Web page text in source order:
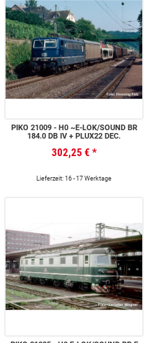
PIKO 21009 - H0 ~E-LOK/SOUND BR
184.0 DB IV + PLUX22 DEC.
302,25 € *
Lieferzeit: 16 - 17 Werktage